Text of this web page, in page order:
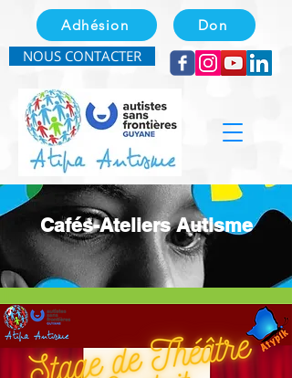
Adhésion Don
NOUS CONTACTER
Cafés-Ateliers Autisme